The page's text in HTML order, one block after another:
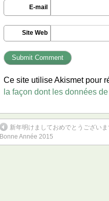
E-mail
Site Web
Ce site utilise Akismet pour
la façon dont les données
新年明けましておめでとうござい
Bonne Année 2015